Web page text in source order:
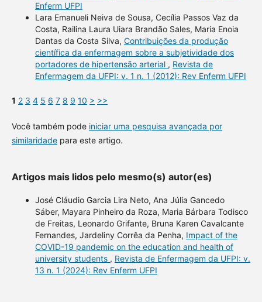
Enferm UFPI
Lara Emanueli Neiva de Sousa, Cecília Passos Vaz da
Costa, Railina Laura Uiara Brandão Sales, Maria Enoia
Dantas da Costa Silva, Contribuições da produção
científica da enfermagem sobre a subjetividade dos
portadores de hipertensão arterial , Revista de
Enfermagem da UFPI: v. 1 n. 1 (2012): Rev Enferm UFPI
1 2 3 4 5 6 7 8 9 10 > >>
Você também pode iniciar uma pesquisa avançada por
similaridadepara este artigo.
Artigos mais lidos pelo mesmo(s) autor(es)
José Cláudio Garcia Lira Neto, Ana Júlia Gancedo
Sáber, Mayara Pinheiro da Roza, Maria Bárbara Todisco
de Freitas, Leonardo Grifante, Bruna Karen Cavalcante
Fernandes, Jardeliny Corrêa da Penha, Impact of the
COVID-19 pandemic on the education and health of
university students , Revista de Enfermagem da UFPI: v.
13 n. 1 (2024): Rev Enferm UFPI